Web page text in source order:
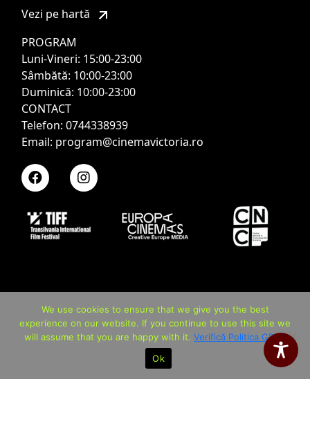
Vezi pe hartă
PROGRAM
Luni-Vineri: 15:00-23:00
Sâmbătă: 10:00-23:00
Duminică: 10:00-23:00
CONTACT
Telefon: 0744338939
Email: program@cinemavictoria.ro
We use cookies to ensure that we give you the best
experience on our website. If you continue to use this site we
will assume that you are happy with it. Verifică Politica GDPR
Ok